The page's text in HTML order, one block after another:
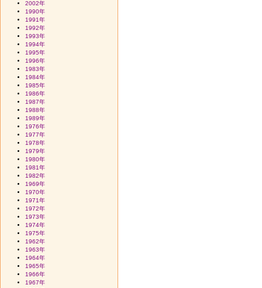
2002年
1990年
1991年
1992年
1993年
1994年
1995年
1996年
1983年
1984年
1985年
1986年
1987年
1988年
1989年
1976年
1977年
1978年
1979年
1980年
1981年
1982年
1969年
1970年
1971年
1972年
1973年
1974年
1975年
1962年
1963年
1964年
1965年
1966年
1967年